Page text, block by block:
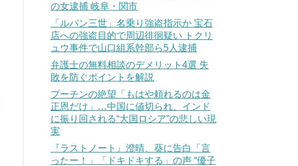
の女逮捕 岐阜・関市
「ルパン三世」名乗り強盗指示か 宝石
店への強盗目的で周辺徘徊疑い トクリ
ュウ事件で山口組系幹部ら5人逮捕
弁護士の無料相談のデメリット4選 失
敗を防ぐポイントを解説
プーチンの絶望「もはや頼れるのは金
正恩だけ」…中国に値切られ、インド
に振り回される“大国ロシア”の悲しい現
実
『ラストノート』澄晴、葵に告白「言
ったー！」「ドキドキする」の声 “優子